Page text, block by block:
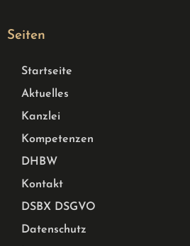
Seiten
Startseite
Aktuelles
Kanzlei
Kompetenzen
DHBW
Kontakt
DSBX DSGVO
Datenschutz